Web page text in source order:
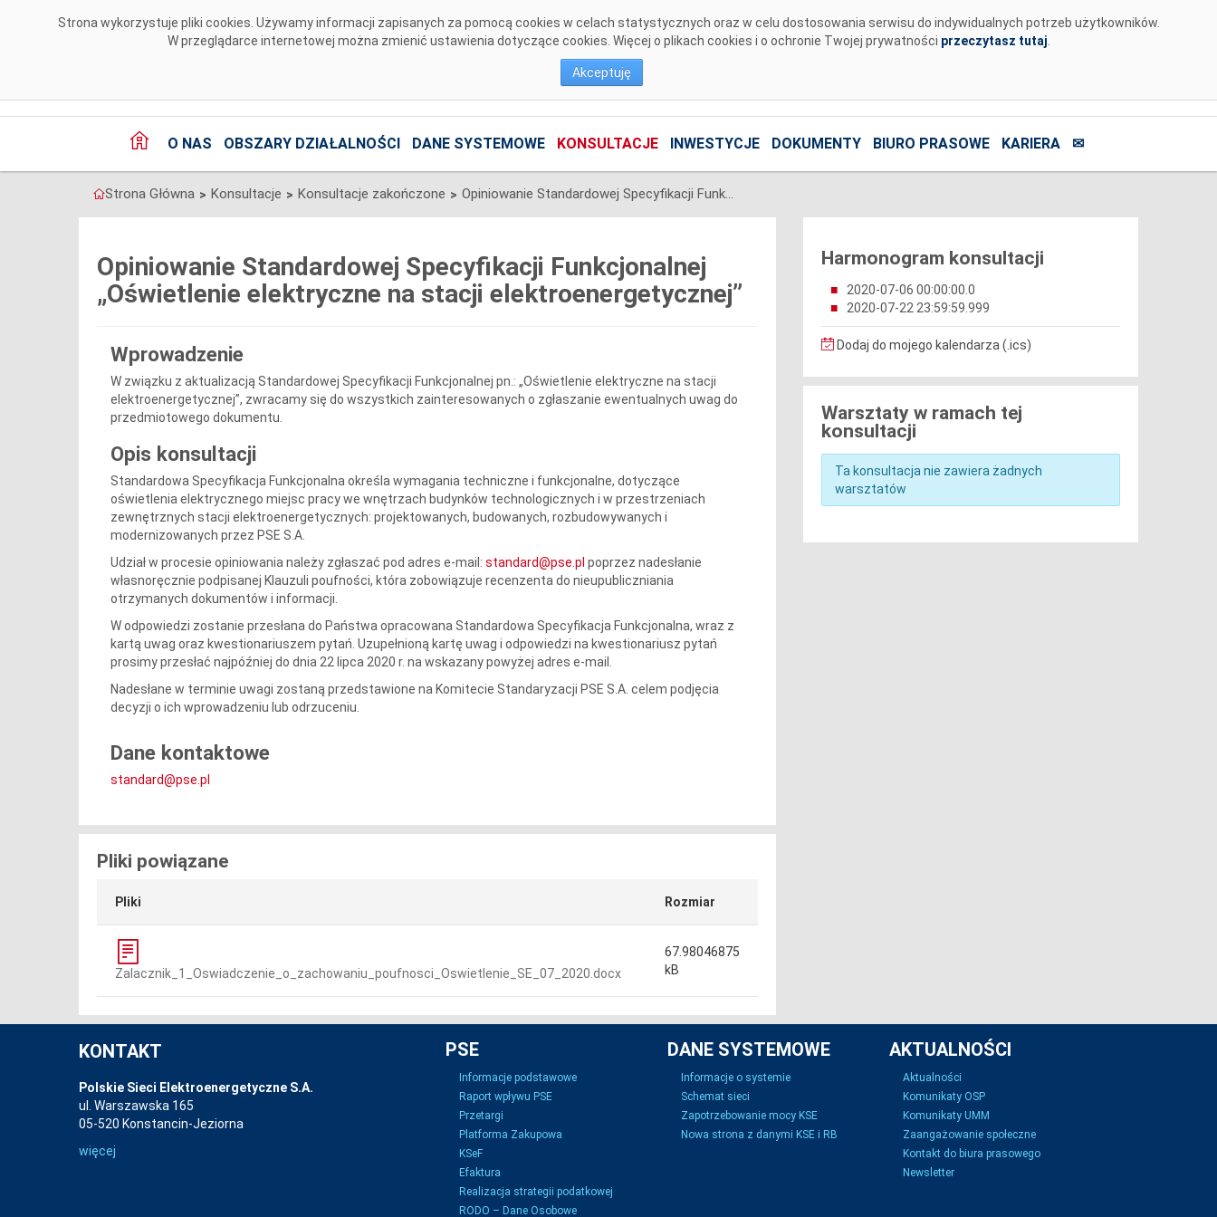
Strona wykorzystuje pliki cookies. Używamy informacji zapisanych za pomocą cookies w celach statystycznych oraz w celu dostosowania serwisu do indywidualnych potrzeb użytkowników.
W przeglądarce internetowej można zmienić ustawienia dotyczące cookies. Więcej o plikach cookies i o ochronie Twojej prywatności przeczytasz tutaj
Akceptuję
O NAS OBSZARY DZIAŁALNOŚCI DANE SYSTEMOWE KONSULTACJE INWESTYCJE DOKUMENTY BIURO PRASOWE KARIERA ✉
Strona Główna > Konsultacje > Konsultacje zakończone > Opiniowanie Standardowej Specyfikacji Funkcjonalnej „Oświetlenie elektryczne na stacji elektroenergetycznej”
Opiniowanie Standardowej Specyfikacji Funkcjonalnej
„Oświetlenie elektryczne na stacji elektroenergetycznej”
Wprowadzenie
W związku z aktualizacją Standardowej Specyfikacji Funkcjonalnej pn.: „Oświetlenie elektryczne na stacji
elektroenergetycznej”, zwracamy się do wszystkich zainteresowanych o zgłaszanie ewentualnych uwag do
przedmiotowego dokumentu.
Opis konsultacji
Standardowa Specyfikacja Funkcjonalna określa wymagania techniczne i funkcjonalne, dotyczące
oświetlenia elektrycznego miejsc pracy we wnętrzach budynków technologicznych i w przestrzeniach
zewnętrznych stacji elektroenergetycznych: projektowanych, budowanych, rozbudowywanych i
modernizowanych przez PSE S.A.
Udział w procesie opiniowania należy zgłaszać pod adres e-mail: standard@pse.pl poprzez nadesłanie
własnoręcznie podpisanej Klauzuli poufności, która zobowiązuje recenzenta do nieupubliczniania
otrzymanych dokumentów i informacji.
W odpowiedzi zostanie przesłana do Państwa opracowana Standardowa Specyfikacja Funkcjonalna, wraz z
kartą uwag oraz kwestionariuszem pytań. Uzupełnioną kartę uwag i odpowiedzi na kwestionariusz pytań
prosimy przesłać najpóźniej do dnia 22 lipca 2020 r. na wskazany powyżej adres e-mail.
Nadesłane w terminie uwagi zostaną przedstawione na Komitecie Standaryzacji PSE S.A. celem podjęcia
decyzji o ich wprowadzeniu lub odrzuceniu.
Dane kontaktowe
standard@pse.pl
Pliki powiązane
Pliki Rozmiar
Zalacznik_1_Oswiadczenie_o_zachowaniu_poufnosci_Oswietlenie_SE_07_2020.docx
67.98046875
kB
Harmonogram konsultacji
2020-07-06 00:00:00.0
2020-07-22 23:59:59.999
Dodaj do mojego kalendarza (.ics)
Warsztaty w ramach tej
konsultacji
Ta konsultacja nie zawiera żadnych
warsztatów
KONTAKT
Polskie Sieci Elektroenergetyczne S.A.
ul. Warszawska 165
05-520 Konstancin-Jeziorna
więcej
PSE
Informacje podstawowe
Raport wpływu PSE
Przetargi
Platforma Zakupowa
KSeF
Efaktura
Realizacja strategii podatkowej
RODO – Dane Osobowe
DANE SYSTEMOWE
Informacje o systemie
Schemat sieci
Zapotrzebowanie mocy KSE
Nowa strona z danymi KSE i RB
AKTUALNOŚCI
Aktualności
Komunikaty OSP
Komunikaty UMM
Zaangażowanie społeczne
Kontakt do biura prasowego
Newsletter